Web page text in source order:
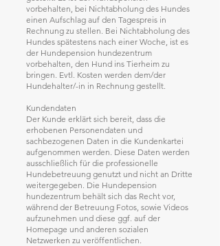
vorbehalten, bei Nichtabholung des Hundes
einen Aufschlag auf den Tagespreis in
Rechnung zu stellen. Bei Nichtabholung des
Hundes spätestens nach einer Woche, ist es
der Hundepension hundezentrum
vorbehalten, den Hund ins Tierheim zu
bringen. Evtl. Kosten werden dem/der
Hundehalter/-in in Rechnung gestellt.
Kundendaten
Der Kunde erklärt sich bereit, dass die
erhobenen Personendaten und
sachbezogenen Daten in die Kundenkartei
aufgenommen werden. Diese Daten werden
ausschließlich für die professionelle
Hundebetreuung genutzt und nicht an Dritte
weitergegeben. Die Hundepension
hundezentrum behält sich das Recht vor,
während der Betreuung Fotos, sowie Videos
aufzunehmen und diese ggf. auf der
Homepage und anderen sozialen
Netzwerken zu veröffentlichen.